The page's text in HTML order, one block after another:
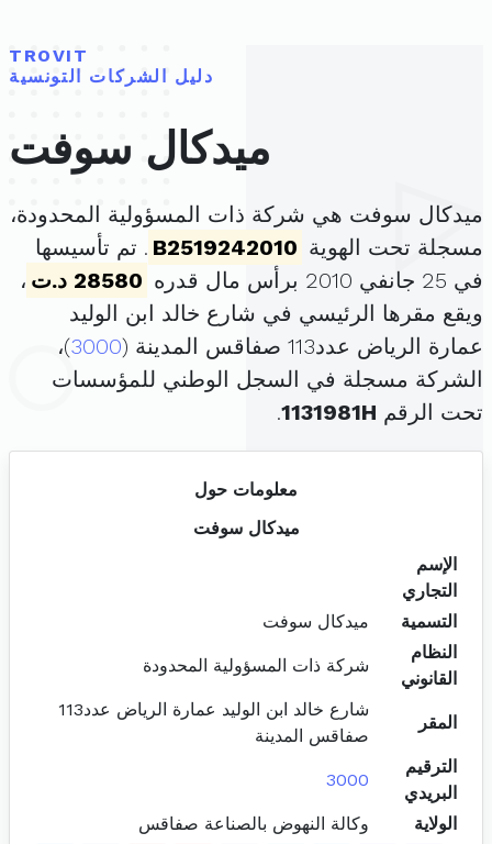
TROVIT
دليل الشركات التونسية
ميدكال سوفت
ميدكال سوفت هي شركة ذات المسؤولية المحدودة،
مسجلة تحت الهوية B2519242010 . تم تأسيسها
في 25 جانفي 2010 برأس مال قدره
28580 د.ت
،
ويقع مقرها الرئيسي في شارع خالد ابن الوليد
عمارة الرياض عدد113 صفاقس المدينة (
3000)،
الشركة مسجلة في السجل الوطني للمؤسسات
تحت الرقم 1131981H
.
معلومات حول
ميدكال سوفت
الإسم
التجاري
التسمية
ميدكال سوفت
النظام
القانوني
شركة ذات المسؤولية المحدودة
المقر
شارع خالد ابن الوليد عمارة الرياض عدد113
صفاقس المدينة
الترقيم
البريدي
3000
الولاية وكالة النهوض بالصناعة صفاقس